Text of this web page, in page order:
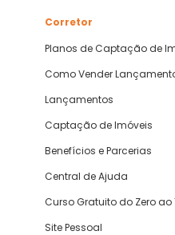
Corretor
Planos de Captação de
Como Vender
Lançamentos
Captação de Imóveis
Benefícios e Parcerias
Central de Ajuda
Curso Gratuito do Zero ao
Site Pessoal